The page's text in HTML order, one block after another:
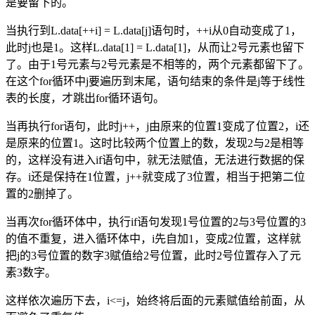
当执行到L.data[++i] = L.data[j]语句时，++i从0自动变成了1，
此时j也是1。这样L.data[1] = L.data[1]，从而让2号元素也留下
了。由于1号元素与2号元素是不相等的，两个元素都留下了。
在这个for循环中j要遍历到末尾，语句结束的条件是j等于线性
表的长度，才跳出for循环语句。
当再执行for语句，此时j++，j由原来的位置1变成了位置2，i还
是原来的位置1。这时比较两个位置上的数，发现2与2是相等
的，这样没有进入if语句中，就无法赋值，无法进行数据的保
存。i还是保持在1位置，j++就变成了3位置，相当于把第二位
置的2删掉了。
当再次for循环体中，执行if语句发现1号位置的2与3号位置的3
的值不重复，进入循环体中，i先自加1，变成2位置，这样就
把j的3号位置的数字3赋值给2号位置，此时2号位置存入了元
素3数字。
这样依次遍历下去，i<=j，始终将后面的元素赋值给前面，从